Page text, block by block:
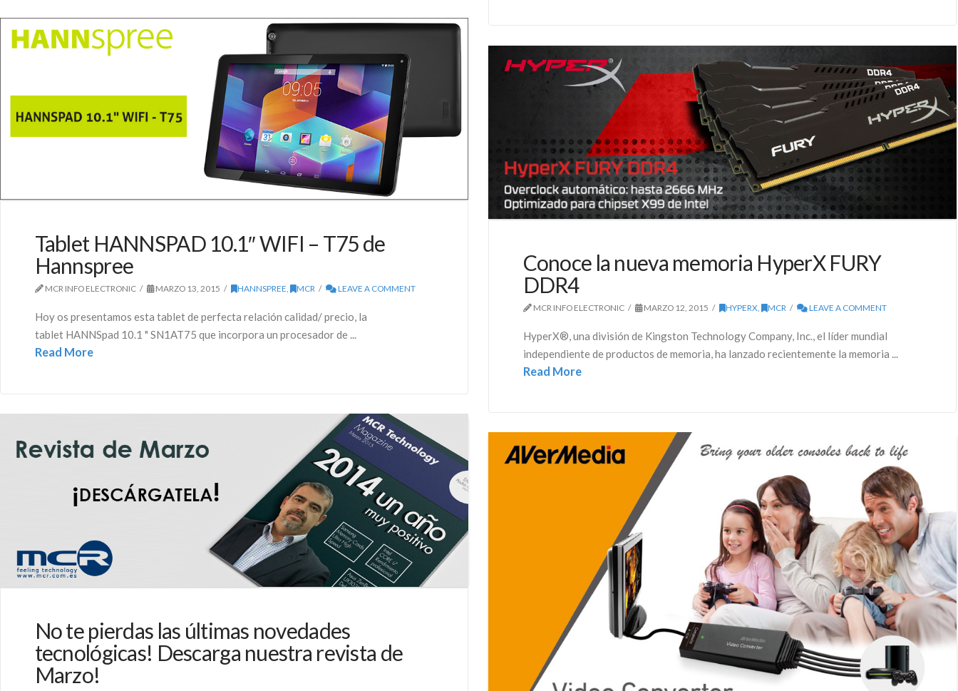
Tablet HANNSPAD 10.1″ WIFI – T75 de
Hannspree
MCR INFO ELECTRONIC MARZO 13, 2015 HANNSPREE, MCR LEAVE A COMMENT
Hoy os presentamos esta tablet de perfecta relación calidad/ precio, la
tablet HANNSpad 10.1 " SN1AT75 que incorpora un procesador de ...
Read More
Conoce la nueva memoria HyperX FURY
DDR4
MCR INFO ELECTRONIC MARZO 12, 2015 HYPERX , MCR LEAVE A COMMENT
HyperX®, una división de Kingston Technology Company, Inc., el líder mundial
independiente de productos de memoria, ha lanzado recientemente la memoria ...
Read More
No te pierdas las últimas novedades
tecnológicas! Descarga nuestra revista de
Marzo!